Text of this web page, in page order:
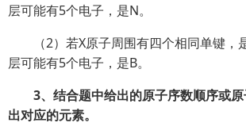
层可能有5个电子，是N。
（2）若X原子周围有四个相同单键，
层可能有5个电子，是B。
3、结合题中给出的原子序数顺序或
出对应的元素。